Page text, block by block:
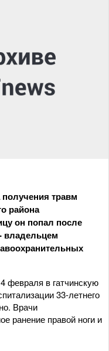
получения травм
района
он попал после
владельцем
февраля в гатчинскую
33-летнего
Врачи
ранение правой ноги и